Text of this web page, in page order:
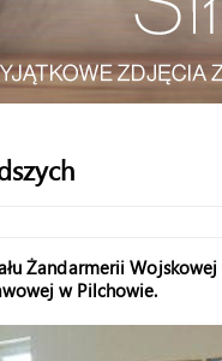
Żandarmerii
w Pilchowie.